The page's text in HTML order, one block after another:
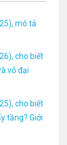
mô tả
cho biết
vỏ đại
cho biết
tầng? Giới